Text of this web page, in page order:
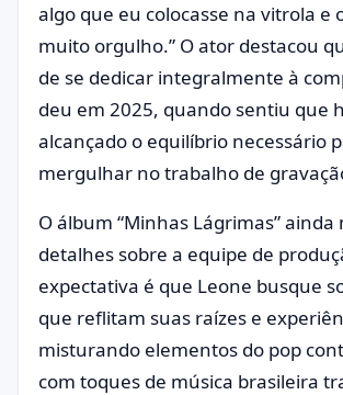
algo que eu colocasse na vitrola e
muito orgulho.” O ator destacou
de se dedicar integralmente à
deu em 2025, quando sentiu que
alcançado o equilíbrio necessário
mergulhar no trabalho de
O álbum “Minhas Lágrimas” ainda
detalhes sobre a equipe de
expectativa é que Leone busque
que reflitam suas raízes e
misturando elementos do pop
com toques de música brasileira